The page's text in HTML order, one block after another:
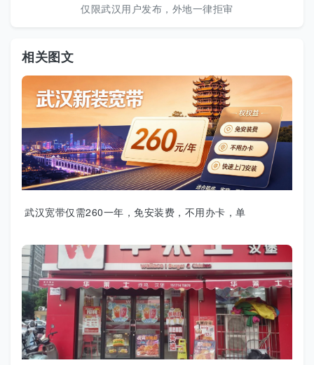
仅限武汉用户发布，外地一律拒审
相关图文
武汉宽带仅需260一年，免安装费，不用办卡，单